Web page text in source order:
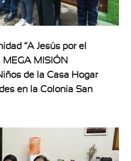
“A Jesús por el
MEGA MISIÓN
de la Casa Hogar
en la Colonia San